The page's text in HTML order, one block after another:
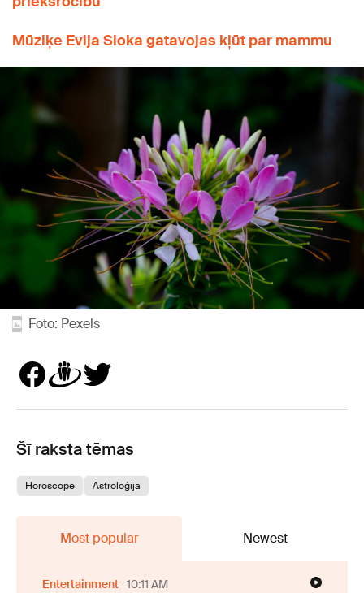
Mūziķe Evija Sloka gatavojas kļūt par mammu
Foto: Pexels
Šī raksta tēmas
Horoscope Astroloģija
Most popular Newest
Entertainment 10:11 AM